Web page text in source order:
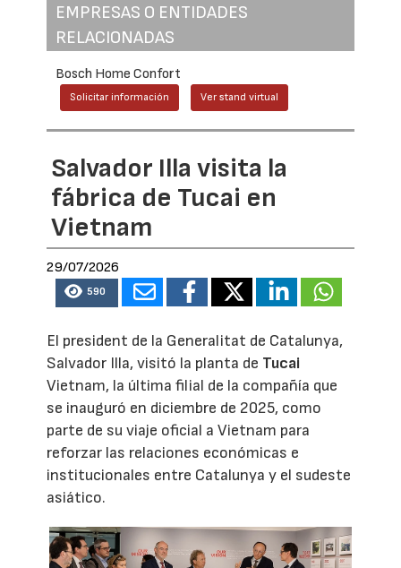
EMPRESAS O ENTIDADES
RELACIONADAS
Bosch Home Confort
Solicitar información Ver stand virtual
Salvador Illa visita la
fábrica de Tucai en
Vietnam
29/07/2026
590
El president de la Generalitat de Catalunya,
Salvador Illa, visitó la planta de Tucai
Vietnam, la última filial de la compañía que
se inauguró en diciembre de 2025, como
parte de su viaje oficial a Vietnam para
reforzar las relaciones económicas e
institucionales entre Catalunya y el sudeste
asiático.